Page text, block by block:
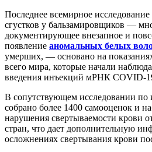
Последнее всемирное
сгустков у бальзамировщиков —
документирующее внезапное и
появление аномальных белых
умерших, — основано на
всего мира, которые начали
введения инъекций мРНК COVID-
В сопутствующем исследовании по
собрано более 1400 самооценок и
нарушения свертываемости крови
стран, что дает дополнительную
осложнениях свертывания крови